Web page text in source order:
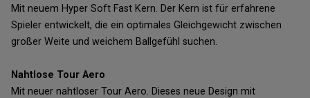
Mit neuem Hyper Soft Fast Kern. Der Kern ist für erfahrene
Spieler entwickelt, die ein optimales Gleichgewicht zwischen
großer Weite und weichem Ballgefühl suchen.
Nahtlose Tour Aero
Mit neuer nahtloser Tour Aero. Dieses neue Design mit